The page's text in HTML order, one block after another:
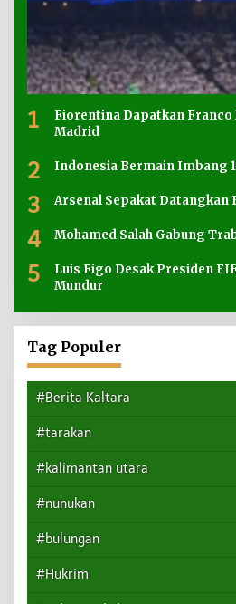
1
Fiorentina Dapatkan Franco
Madrid
2 Indonesia Bermain Imbang
3 Arsenal Sepakat Datangkan
4 Mohamed Salah Gabung
5
Luis Figo Desak Presiden
Mundur
Tag Populer
#Berita Kaltara
#tarakan
#kalimantan utara
#nunukan
#bulungan
#Hukrim